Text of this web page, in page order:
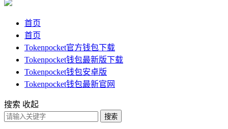
首页
首页
Tokenpocket官方钱包下载
Tokenpocket钱包最新版下载
Tokenpocket钱包安卓版
Tokenpocket钱包最新官网
搜索 收起
搜索